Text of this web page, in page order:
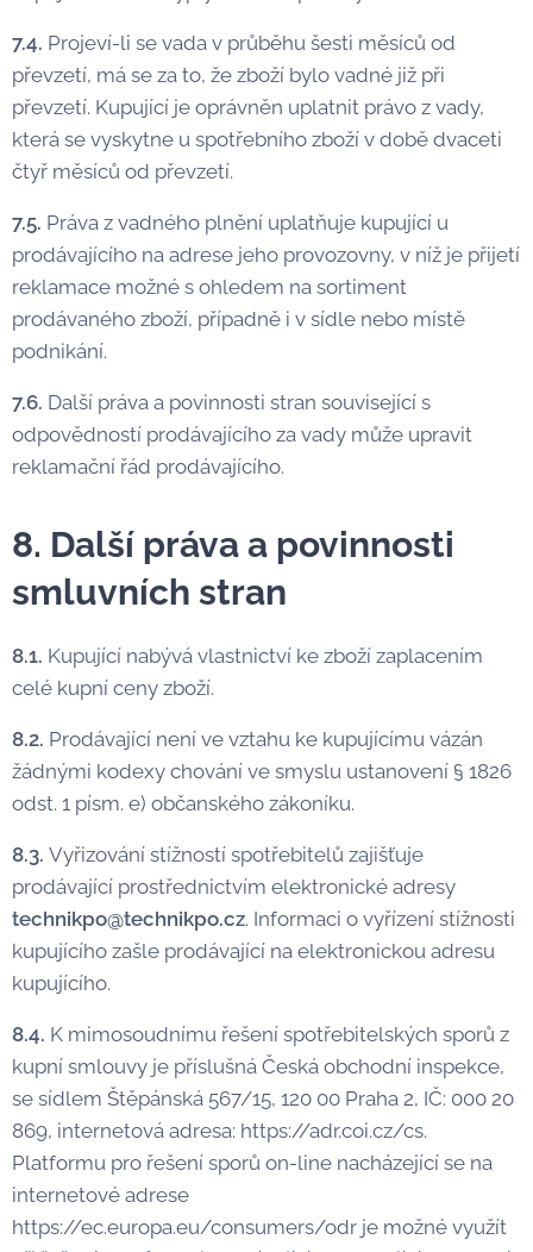
7.4. Projeví-li se vada v průběhu šesti měsíců od
převzetí, má se za to, že zboží bylo vadné již při
převzetí. Kupující je oprávněn uplatnit právo z vady,
která se vyskytne u spotřebního zboží v době dvaceti
čtyř měsíců od převzetí.
7.5. Práva z vadného plnění uplatňuje kupující u
prodávajícího na adrese jeho provozovny, v níž je přijetí
reklamace možné s ohledem na sortiment
prodávaného zboží, případně i v sídle nebo místě
podnikání.
7.6. Další práva a povinnosti stran související s
odpovědností prodávajícího za vady může upravit
reklamační řád prodávajícího.
8. Další práva a povinnosti
smluvních stran
8.1. Kupující nabývá vlastnictví ke zboží zaplacením
celé kupní ceny zboží.
8.2. Prodávající není ve vztahu ke kupujícímu vázán
žádnými kodexy chování ve smyslu ustanovení § 1826
odst. 1 písm. e) občanského zákoníku.
8.3. Vyřizování stížností spotřebitelů zajišťuje
prodávající prostřednictvím elektronické adresy
technikpo@technikpo.cz. Informaci o vyřízení stížnosti
kupujícího zašle prodávající na elektronickou adresu
kupujícího.
8.4. K mimosoudnímu řešení spotřebitelských sporů z
kupní smlouvy je příslušná Česká obchodní inspekce,
se sídlem Štěpánská 567/15, 120 00 Praha 2, IČ: 000 20
869, internetová adresa: https://adr.coi.cz/cs.
Platformu pro řešení sporů on-line nacházející se na
internetové adrese
https://ec.europa.eu/consumers/odr je možné využít